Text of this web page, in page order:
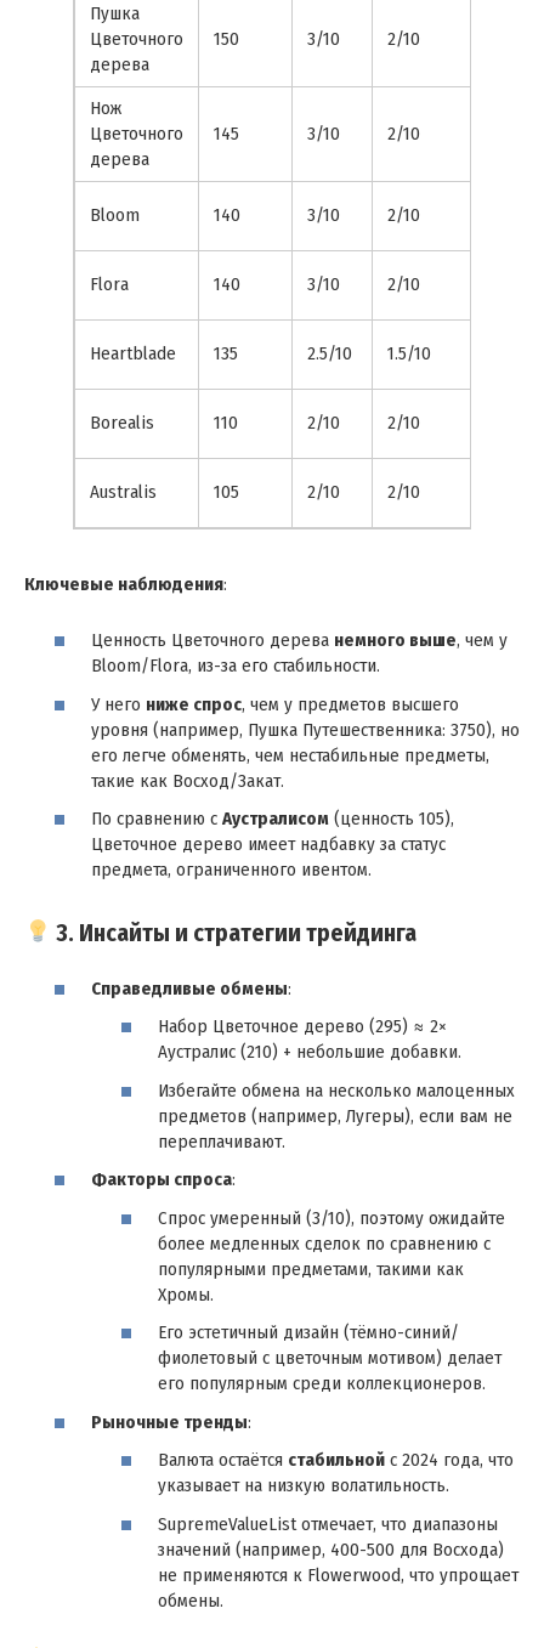
Пушка
Цветочного
дерева
150 3/10 2/10
Нож
Цветочного
дерева
145 3/10 2/10
Bloom 140 3/10 2/10
Flora 140 3/10 2/10
Heartblade 135 2.5/10 1.5/10
Borealis 110 2/10 2/10
Australis 105 2/10 2/10
Ключевые наблюдения:
Ценность Цветочного дерева немного выше, чем у
Bloom/Flora, из-за его стабильности.
У него ниже спрос, чем у предметов высшего
уровня (например, Пушка Путешественника: 3750), но
его легче обменять, чем нестабильные предметы,
такие как Восход/Закат.
По сравнению с Аустралисом (ценность 105),
Цветочное дерево имеет надбавку за статус
предмета, ограниченного ивентом.
3. Инсайты и стратегии трейдинга
Справедливые обмены:
Набор Цветочное дерево (295) ≈ 2×
Аустралис (210) + небольшие добавки.
Избегайте обмена на несколько малоценных
предметов (например, Лугеры), если вам не
переплачивают.
Факторы спроса:
Спрос умеренный (3/10), поэтому ожидайте
более медленных сделок по сравнению с
популярными предметами, такими как
Хромы.
Его эстетичный дизайн (тёмно-синий/
фиолетовый с цветочным мотивом) делает
его популярным среди коллекционеров.
Рыночные тренды:
Валюта остаётся стабильной с 2024 года, что
указывает на низкую волатильность.
SupremeValueList отмечает, что диапазоны
значений (например, 400-500 для Восхода)
не применяются к Flowerwood, что упрощает
обмены.